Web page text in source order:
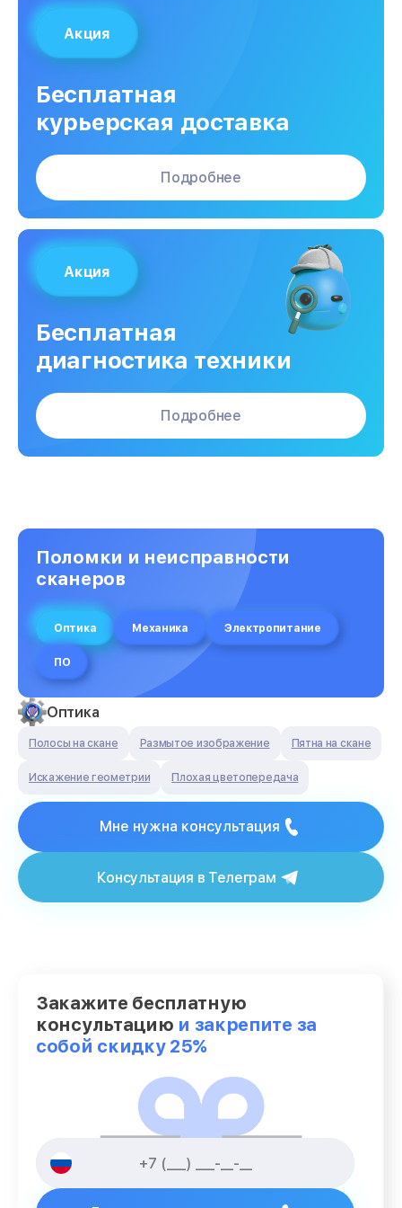
Акция
Бесплатная
курьерская доставка
Подробнее
Акция
Бесплатная
диагностика техники
Подробнее
Поломки и неисправности
сканеров
Оптика Механика Электропитание
ПО
Оптика
Полосы на скане Размытое изображение Пятна на скане
Искажение геометрии Плохая цветопередача
Мне нужна консультация
Консультация в Телеграм
Закажите бесплатную
консультацию и закрепите за
собой скидку 25%